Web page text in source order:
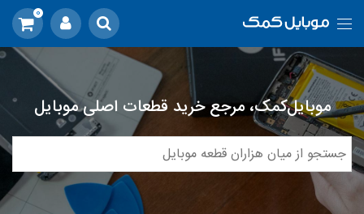
0
موبایل‌کمک، مرجع خرید قطعات اصلی موبایل